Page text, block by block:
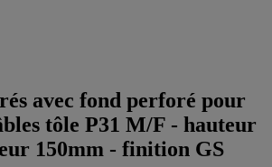
avec fond perforé pour
tôle P31 M/F - hauteur
150mm - finition GS